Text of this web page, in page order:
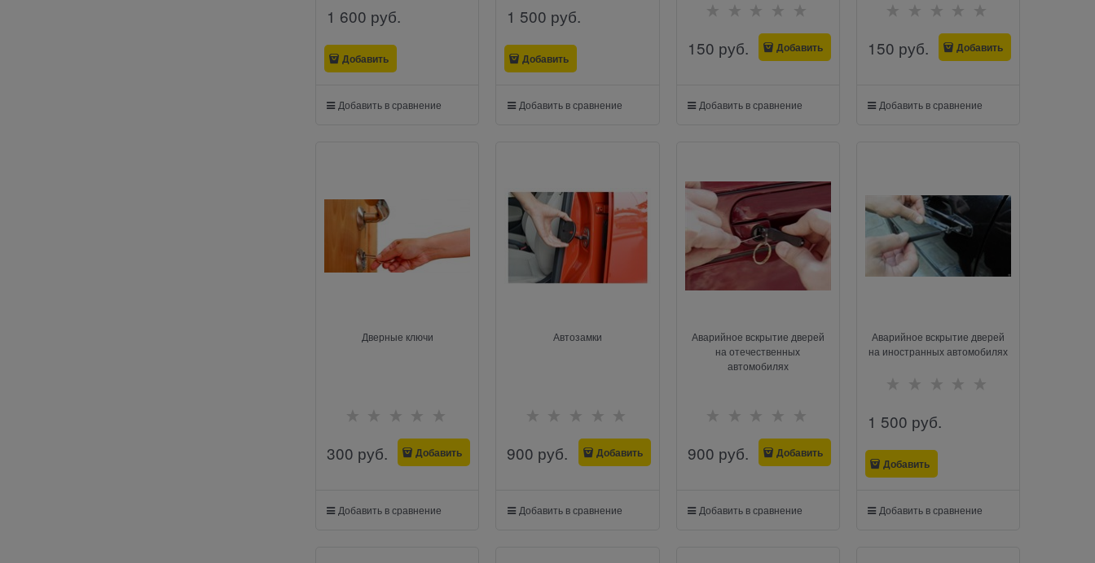
1 600 руб.
Добавить
Добавить в сравнение
1 500 руб.
Добавить
Добавить в сравнение
150 руб. Добавить
Добавить в сравнение
150 руб. Добавить
Добавить в сравнение
Дверные ключи
300 руб. Добавить
Добавить в сравнение
Автозамки
900 руб. Добавить
Добавить в сравнение
Аварийное вскрытие дверей
на отечественных
автомобилях
900 руб. Добавить
Добавить в сравнение
Аварийное вскрытие дверей
на иностранных автомобилях
1 500 руб.
Добавить
Добавить в сравнение